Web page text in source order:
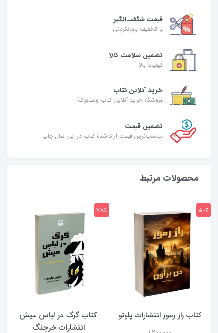
قیمت شگفت‌انگیز
با تخفیف باورنکردنی
تضمین سلامت کالا
کیفیت بالا
خرید آنلاین کتاب
فروشگاه خرید آنلاین کتاب وستابوک
تضمین قیمت
مناسب‌ترین قیمت ارائه‌شدۀ کتاب در این سال چاپ
محصولات مرتبط
کتاب راز رموز انتشارات پلوتو
50٪
کتاب گرگ در لباس میش
انتشارات خرچنگ
78٪